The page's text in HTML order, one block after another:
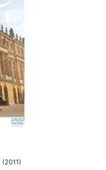
(2011)